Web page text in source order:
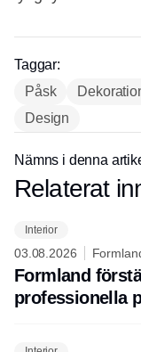
Taggar:
Påsk
Design
Nämns i denna
Relaterat
Interior
03.08.2026
Formland
professionella